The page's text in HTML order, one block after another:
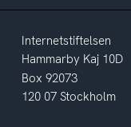
Internetstiftelsen
Hammarby Kaj 10D
Box 92073
120 07 Stockholm